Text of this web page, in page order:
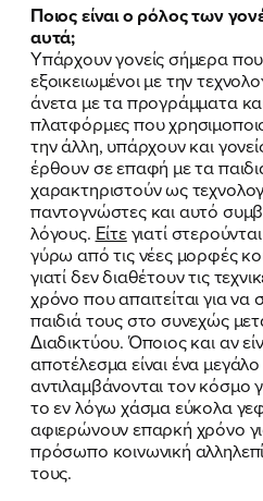
Ποιος είναι ο ρόλος των
αυτά;
Υπάρχουν γονείς σήμερα
εξοικειωμένοι με την
άνετα με τα προγράμματα
πλατφόρμες που
την άλλη, υπάρχουν και
έρθουν σε επαφή με τα
χαρακτηριστούν ως
παντογνώστες και αυτό
λόγους. Είτεγιατί
γύρω από τις νέες μορφές
γιατί δεν διαθέτουν τις
χρόνο που απαιτείται για
παιδιά τους στο συνεχώς
Διαδικτύου. Όποιος και αν
αποτέλεσμα είναι ένα
αντιλαμβάνονται τον κόσμο
το εν λόγω χάσμα εύκολα
αφιερώνουν επαρκή χρόνο
πρόσωπο κοινωνική
τους.